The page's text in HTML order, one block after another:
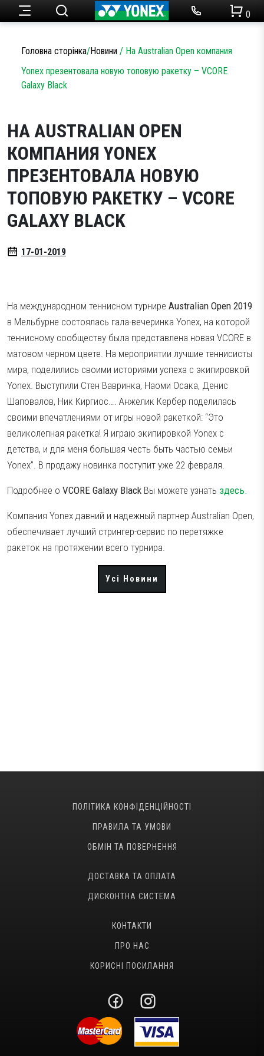
Теніс
Ракетки для тенісу
Струни для тенісу
Сумки для ракеток
М’ячі для тенісу
Намотки
Аксесуари
Гравці Yonex
Набори для бадмінтону
Ракетки для бадмінтону
Кросівки для бадмінтону
Струни для бадмінтону
Сумки для ракеток
Аксесуари
Волани
Гравці Yonex
Чоловічий одяг
Аксесуари
Новини
Огляди товарів
Статті
Партнерство
SALE
0
Головна сторінка/Новини / На Australian Open компания
Yonex презентовала новую топовую ракетку – VCORE
Galaxy Black
НА AUSTRALIAN OPEN
КОМПАНИЯ YONEX
ПРЕЗЕНТОВАЛА НОВУЮ
ТОПОВУЮ РАКЕТКУ – VCORE
GALAXY BLACK
17-01-2019
На международном теннисном турнире Australian Open 2019
в Мельбурне состоялась гала-вечеринка Yonex, на которой
теннисному сообществу была представлена новая VCORE в
матовом черном цвете. На мероприятии лучшие теннисисты
мира, поделились своими историями успеха с экипировкой
Yonex. Выступили Стен Вавринка, Наоми Осака, Денис
Шаповалов, Ник Киргиос…. Анжелик Кербер поделилась
своими впечатлениями от игры новой ракеткой: “Это
великолепная ракетка! Я играю экипировкой Yonex с
детства, и для меня большая честь быть частью семьи
Yonex”. В продажу новинка поступит уже 22 февраля.
Подробнее о VCORE Galaxy Black Вы можете узнать здесь.
Компания Yonex давний и надежный партнер Australian Open,
обеспечивает лучший стрингер-сервис по перетяжке
ракеток на протяжении всего турнира.
Усі Новини
ПОЛІТИКА КОНФІДЕНЦІЙНОСТІ
ПРАВИЛА ТА УМОВИ
ОБМІН ТА ПОВЕРНЕННЯ
ДОСТАВКА ТА ОПЛАТА
ДИСКОНТНА СИСТЕМА
КОНТАКТИ
ПРО НАС
КОРИСНІ ПОСИЛАННЯ